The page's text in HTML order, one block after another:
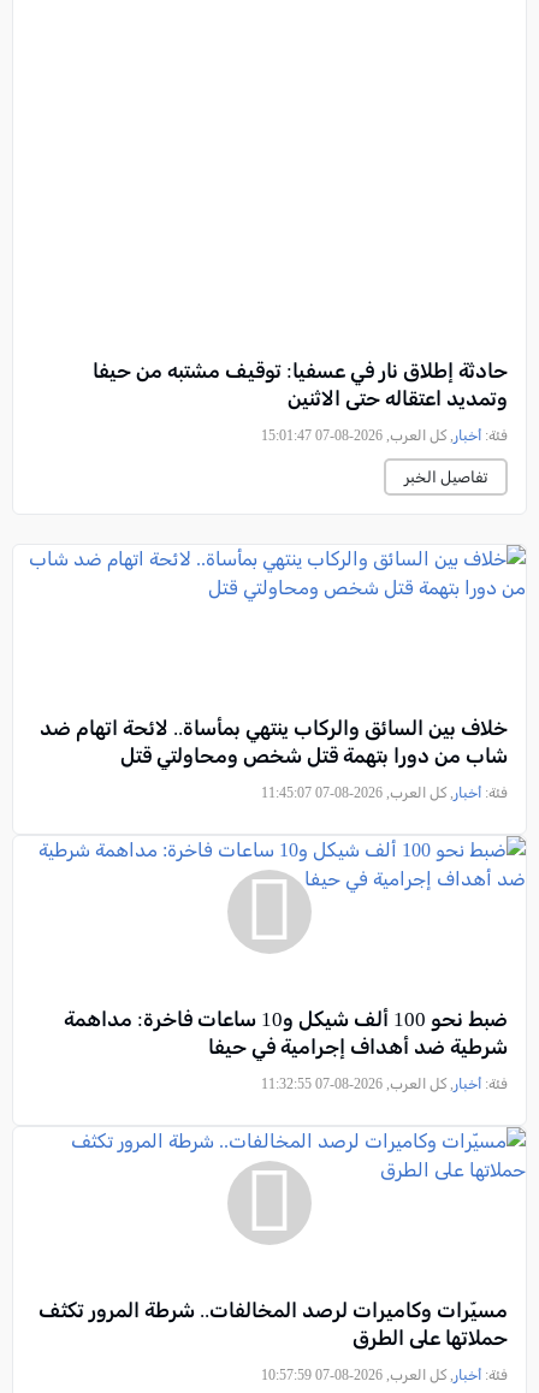
حادثة إطلاق نار في عسفيا: توقيف مشتبه من حيفا
وتمديد اعتقاله حتى الاثنين
فئة: أخبار , كل العرب, 2026-08-07 15:01:47
تفاصيل الخبر
خلاف بين السائق والركاب ينتهي بمأساة.. لائحة اتهام ضد
شاب من دورا بتهمة قتل شخص ومحاولتي قتل
فئة: أخبار , كل العرب, 2026-08-07 11:45:07
ضبط نحو 100 ألف شيكل و10 ساعات فاخرة: مداهمة
شرطية ضد أهداف إجرامية في حيفا
فئة: أخبار , كل العرب, 2026-08-07 11:32:55
مسيّرات وكاميرات لرصد المخالفات.. شرطة المرور تكثف
حملاتها على الطرق
فئة: أخبار , كل العرب, 2026-08-07 10:57:59